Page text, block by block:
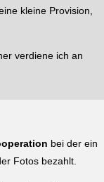
kleine Provision,
verdiene ich an
bei der ein
Fotos bezahlt.